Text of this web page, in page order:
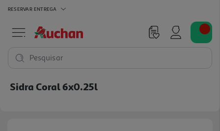
RESERVAR ENTREGA
Pesquisar
Sidra Coral 6x0.25l